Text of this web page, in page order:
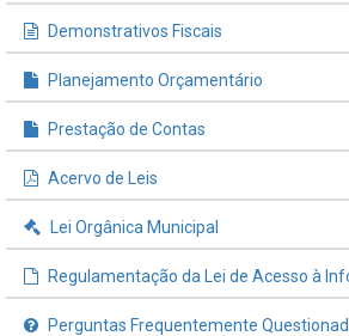
Demonstrativos Fiscais
Planejamento Orçamentário
Prestação de Contas
Acervo de Leis
Lei Orgânica Municipal
Regulamentação da Lei de Acesso à
Perguntas Frequentemente